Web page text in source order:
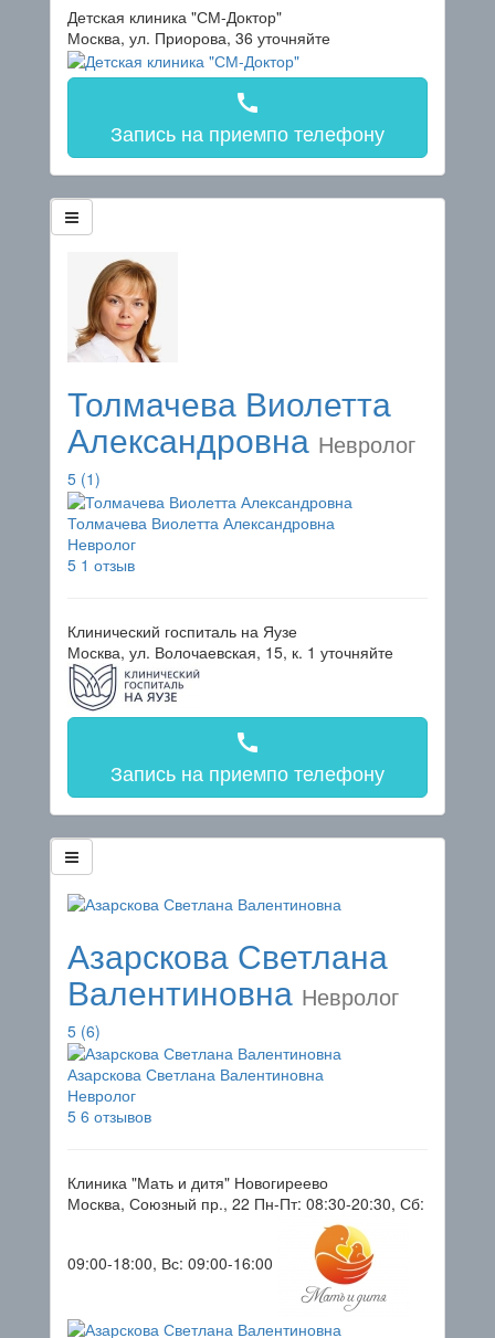
Детская клиника "СМ-Доктор"
Москва, ул. Приорова, 36 уточняйте
call
Запись на приемпо телефону
Толмачева Виолетта
Александровна Невролог
5 (1)
Толмачева Виолетта Александровна
Невролог
5 1 отзыв
Клинический госпиталь на Яузе
Москва, ул. Волочаевская, 15, к. 1 уточняйте
call
Запись на приемпо телефону
Азарскова Светлана
Валентиновна Невролог
5 (6)
Азарскова Светлана Валентиновна
Невролог
5 6 отзывов
Клиника "Мать и дитя" Новогиреево
Москва, Союзный пр., 22 Пн-Пт: 08:30-20:30, Сб:
09:00-18:00, Вс: 09:00-16:00